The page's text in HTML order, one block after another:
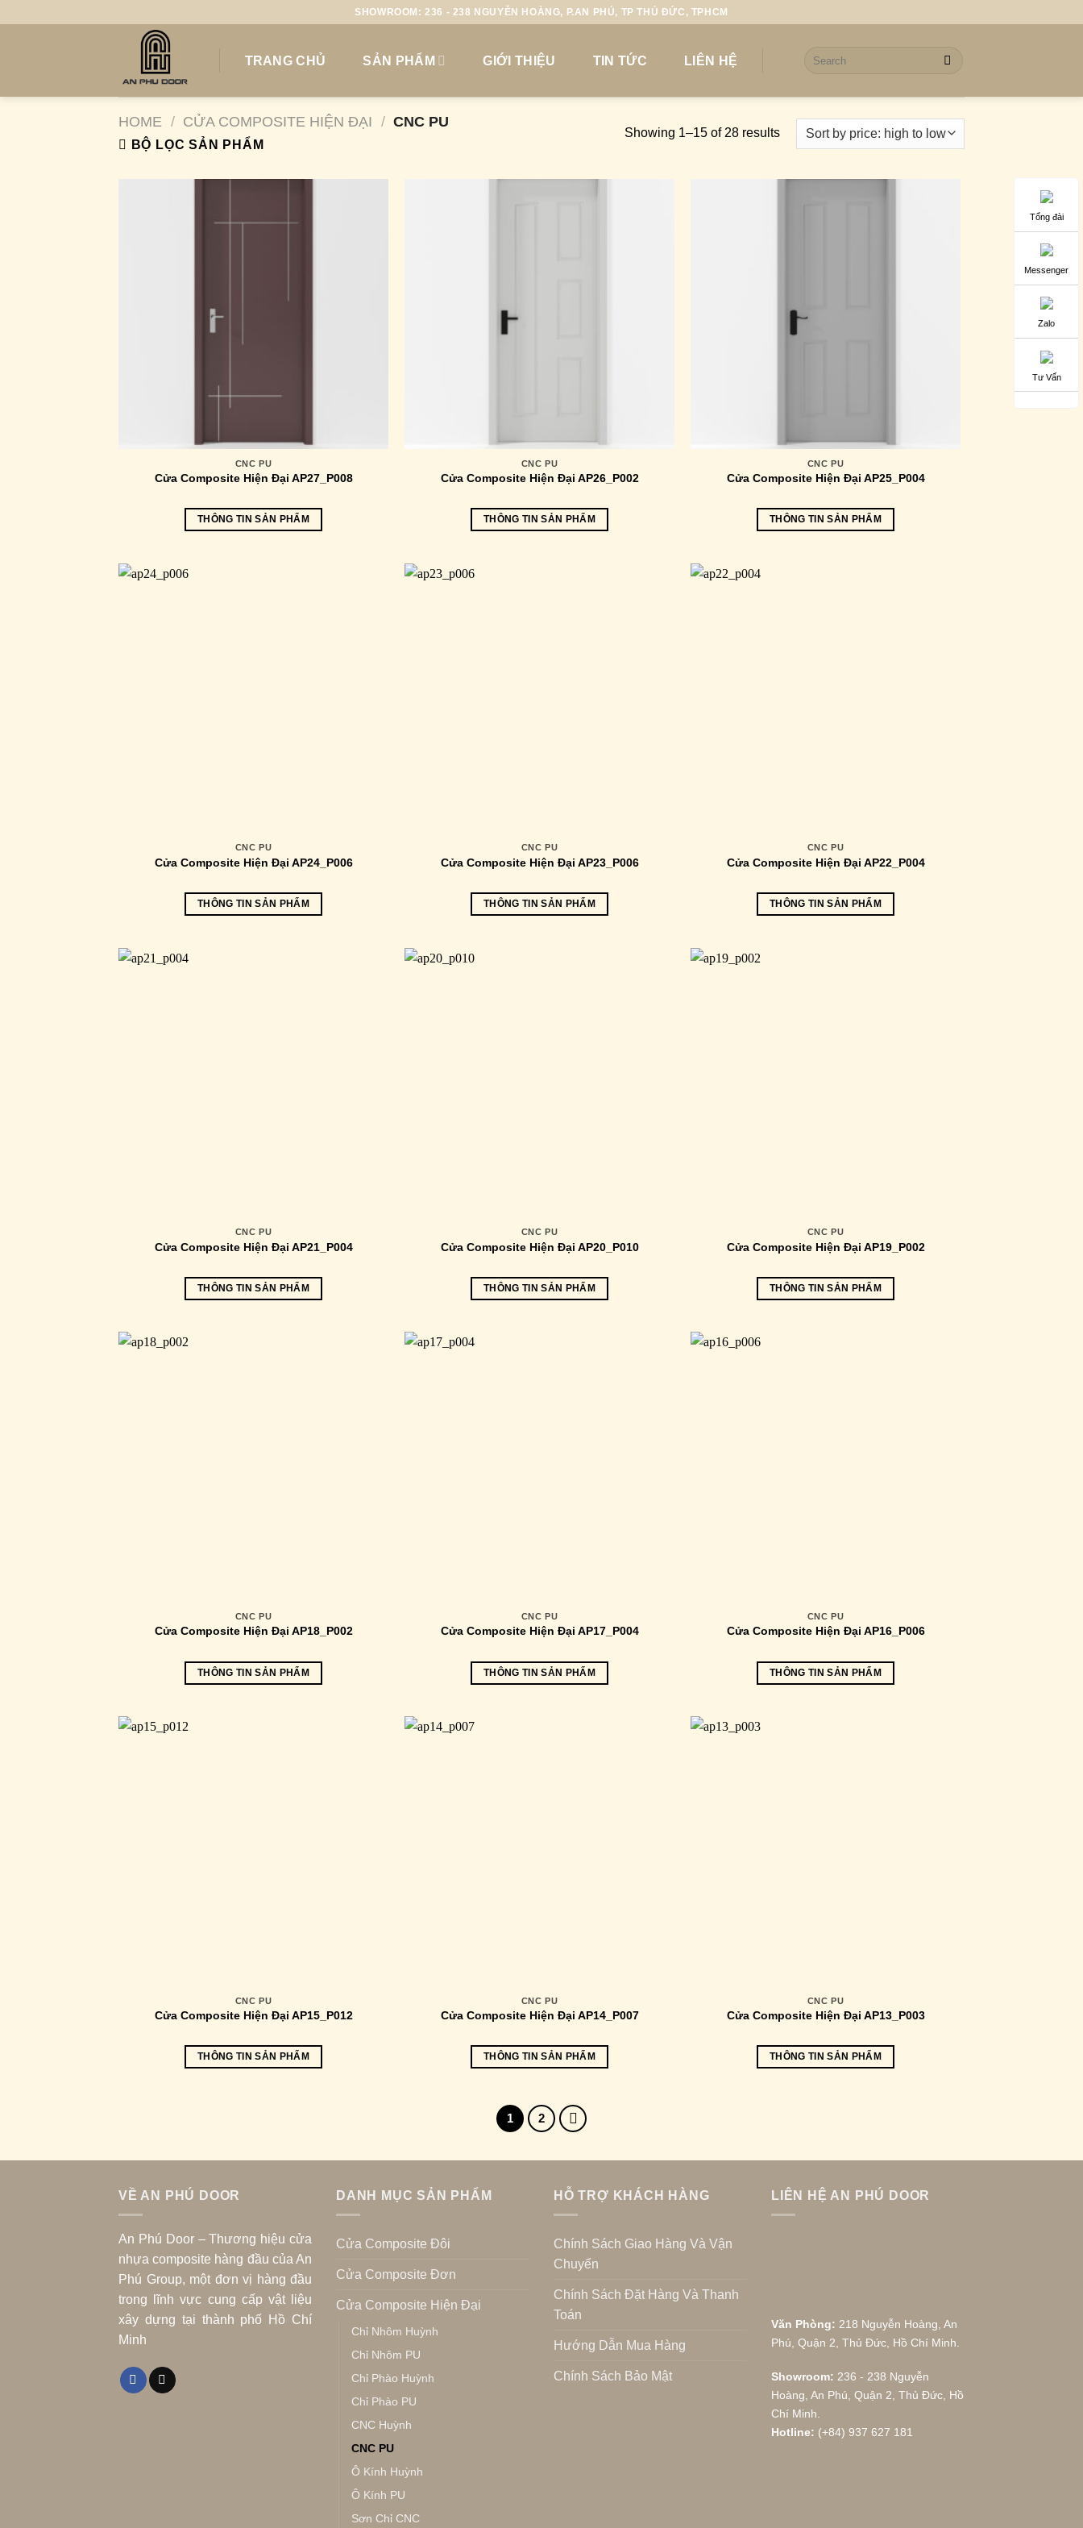
SHOWROOM: 236 - 238 NGUYỄN HOÀNG, P.AN PHÚ, TP THỦ ĐỨC, TPHCM
TRANG CHỦ SẢN PHẨM GIỚI THIỆU TIN TỨC LIÊN HỆ
HOME / CỬA COMPOSITE HIỆN ĐẠI / CNC PU
BỘ LỌC SẢN PHẨM
Showing 1–15 of 28 results
CNC PU
Cửa Composite Hiện Đại AP27_P008
THÔNG TIN SẢN PHẨM
CNC PU
Cửa Composite Hiện Đại AP26_P002
THÔNG TIN SẢN PHẨM
CNC PU
Cửa Composite Hiện Đại AP25_P004
THÔNG TIN SẢN PHẨM
CNC PU
Cửa Composite Hiện Đại AP24_P006
THÔNG TIN SẢN PHẨM
CNC PU
Cửa Composite Hiện Đại AP23_P006
THÔNG TIN SẢN PHẨM
CNC PU
Cửa Composite Hiện Đại AP22_P004
THÔNG TIN SẢN PHẨM
CNC PU
Cửa Composite Hiện Đại AP21_P004
THÔNG TIN SẢN PHẨM
CNC PU
Cửa Composite Hiện Đại AP20_P010
THÔNG TIN SẢN PHẨM
CNC PU
Cửa Composite Hiện Đại AP19_P002
THÔNG TIN SẢN PHẨM
CNC PU
Cửa Composite Hiện Đại AP18_P002
THÔNG TIN SẢN PHẨM
CNC PU
Cửa Composite Hiện Đại AP17_P004
THÔNG TIN SẢN PHẨM
CNC PU
Cửa Composite Hiện Đại AP16_P006
THÔNG TIN SẢN PHẨM
CNC PU
Cửa Composite Hiện Đại AP15_P012
THÔNG TIN SẢN PHẨM
CNC PU
Cửa Composite Hiện Đại AP14_P007
THÔNG TIN SẢN PHẨM
CNC PU
Cửa Composite Hiện Đại AP13_P003
THÔNG TIN SẢN PHẨM
1 2
VỀ AN PHÚ DOOR
An Phú Door – Thương hiệu cửa
nhựa composite hàng đầu của An
Phú Group, một đơn vị hàng đầu
trong lĩnh vực cung cấp vật liệu
xây dựng tại thành phố Hồ Chí
Minh
DANH MỤC SẢN PHẨM
Cửa Composite Đôi
Cửa Composite Đơn
Cửa Composite Hiện Đại
Chỉ Nhôm Huỳnh
Chỉ Nhôm PU
Chỉ Phào Huỳnh
Chỉ Phào PU
CNC Huỳnh
CNC PU
Ô Kính Huỳnh
Ô Kính PU
Sơn Chỉ CNC
HỖ TRỢ KHÁCH HÀNG
Chính Sách Giao Hàng Và Vận
Chuyển
Chính Sách Đặt Hàng Và Thanh
Toán
Hướng Dẫn Mua Hàng
Chính Sách Bảo Mật
LIÊN HỆ AN PHÚ DOOR
Văn Phòng: 218 Nguyễn Hoàng, An
Phú, Quận 2, Thủ Đức, Hồ Chí Minh.
Showroom: 236 - 238 Nguyễn
Hoàng, An Phú, Quận 2, Thủ Đức, Hồ
Chí Minh.
Hotline: (+84) 937 627 181
Tổng đài
Messenger
Zalo
Tư Vấn